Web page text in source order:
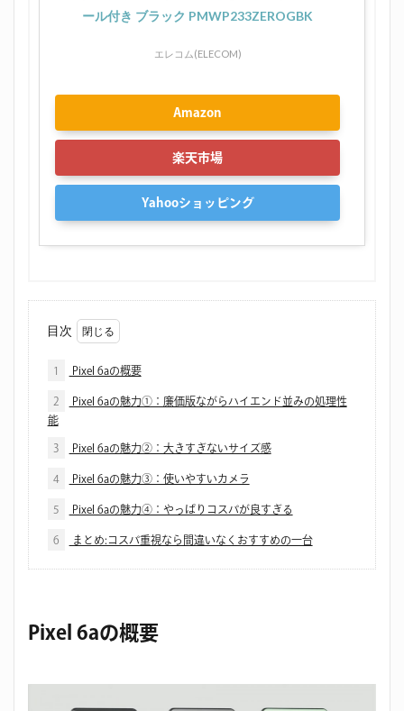
ール付き ブラック PMWP233ZEROGBK
エレコム(ELECOM)
Amazon
楽天市場
Yahooショッピング
目次
1 Pixel 6aの概要
2
Pixel 6aの魅力①：廉価版ながらハイエンド並みの処理性
能
3 Pixel 6aの魅力②：大きすぎないサイズ感
4 Pixel 6aの魅力③：使いやすいカメラ
5 Pixel 6aの魅力④：やっぱりコスパが良すぎる
6 まとめ:コスパ重視なら間違いなくおすすめの一台
Pixel 6aの概要